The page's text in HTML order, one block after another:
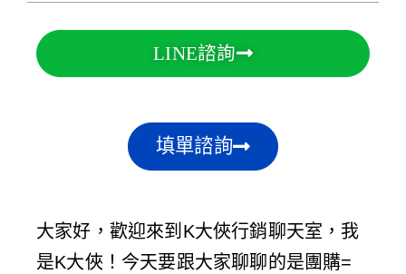
LINE諮詢
填單諮詢
大家好，歡迎來到K大俠行銷聊天室，我
是K大俠！今天要跟大家聊聊的是團購=